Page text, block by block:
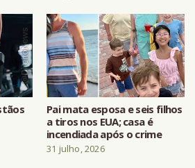
Pai mata esposa e seis filhos
a tiros nos EUA; casa é
incendiada após o crime
31 julho, 2026